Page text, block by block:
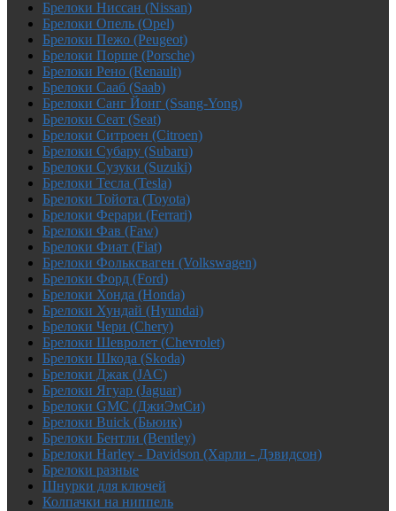
Брелоки Ниссан (Nissan)
Брелоки Опель (Opel)
Брелоки Пежо (Peugeot)
Брелоки Порше (Porsche)
Брелоки Рено (Renault)
Брелоки Сааб (Saab)
Брелоки Санг Йонг (Ssang-Yong)
Брелоки Сеат (Seat)
Брелоки Ситроен (Citroen)
Брелоки Субару (Subaru)
Брелоки Сузуки (Suzuki)
Брелоки Тесла (Tesla)
Брелоки Тойота (Toyota)
Брелоки Ферари (Ferrari)
Брелоки Фав (Faw)
Брелоки Фиат (Fiat)
Брелоки Фольксваген (Volkswagen)
Брелоки Форд (Ford)
Брелоки Хонда (Honda)
Брелоки Хундай (Hyundai)
Брелоки Чери (Chery)
Брелоки Шевролет (Chevrolet)
Брелоки Шкода (Skoda)
Брелоки Джак (JAC)
Брелоки Ягуар (Jaguar)
Брелоки GMC (ДжиЭмСи)
Брелоки Buick (Бьюик)
Брелоки Бентли (Bentley)
Брелоки Harley - Davidson (Харли - Дэвидсон)
Брелоки разные
Шнурки для ключей
Колпачки на ниппель